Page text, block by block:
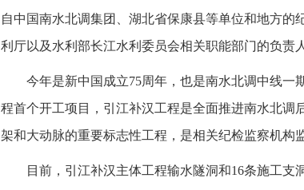
自中国南水北调集团、湖北省保康县等单位和地方的
利厅以及水利部长江水利委员会相关职能部门的负责人
今年是新中国成立75周年，也是南水北调中线一
程首个开工项目，引江补汉工程是全面推进南水北调
架和大动脉的重要标志性工程，是相关纪检监察机构
目前，引江补汉主体工程输水隧洞和16条施工